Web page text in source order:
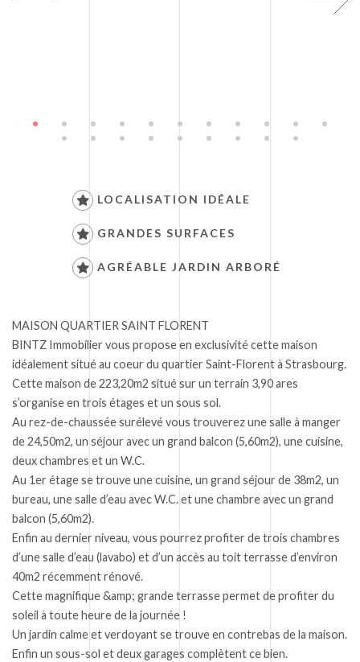
LOCALISATION IDÉALE
GRANDES SURFACES
AGRÉABLE JARDIN ARBORÉ
MAISON QUARTIER SAINT FLORENT
BINTZ Immobilier vous propose en exclusivité cette maison
idéalement situé au coeur du quartier Saint-Florent à Strasbourg.
Cette maison de 223,20m2 situé sur un terrain 3,90 ares
s’organise en trois étages et un sous sol.
Au rez-de-chaussée surélevé vous trouverez une salle à manger
de 24,50m2, un séjour avec un grand balcon (5,60m2), une cuisine,
deux chambres et un W.C.
Au 1er étage se trouve une cuisine, un grand séjour de 38m2, un
bureau, une salle d’eau avec W.C. et une chambre avec un grand
balcon (5,60m2).
Enfin au dernier niveau, vous pourrez profiter de trois chambres
d’une salle d’eau (lavabo) et d’un accès au toit terrasse d’environ
40m2 récemment rénové.
Cette magnifique &amp; grande terrasse permet de profiter du
soleil à toute heure de la journée !
Un jardin calme et verdoyant se trouve en contrebas de la maison.
Enfin un sous-sol et deux garages complètent ce bien.